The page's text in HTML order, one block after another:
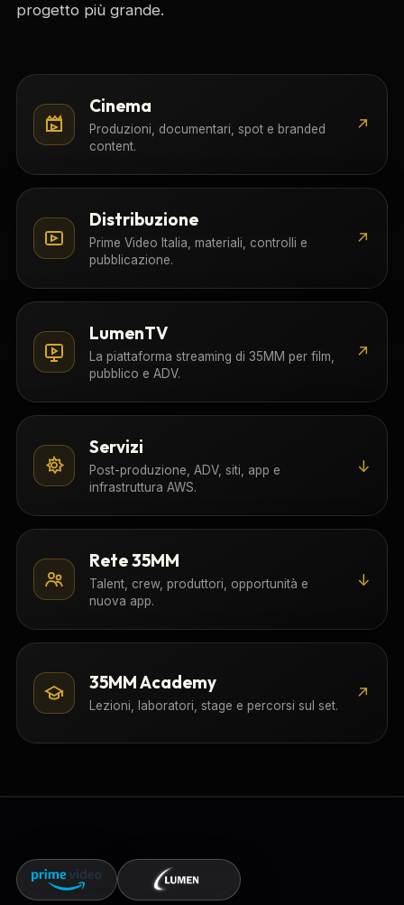
progetto più grande.
Cinema
Produzioni, documentari, spot e branded
content.
↗
Distribuzione
Prime Video Italia, materiali, controlli e
pubblicazione.
↗
LumenTV
La piattaforma streaming di 35MM per film,
pubblico e ADV.
↗
Servizi
Post-produzione, ADV, siti, app e
infrastruttura AWS.
↓
Rete 35MM
Talent, crew, produttori, opportunità e
nuova app.
↓
35MM Academy
Lezioni, laboratori, stage e percorsi sul set.
↗